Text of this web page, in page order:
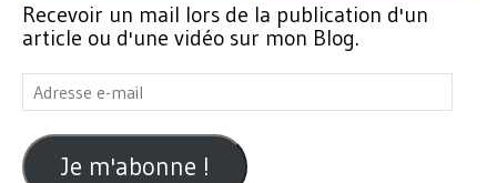
Recevoir un mail lors de la publication d'un
article ou d'une vidéo sur mon Blog.
Adresse
e-
mail
Je m'abonne !